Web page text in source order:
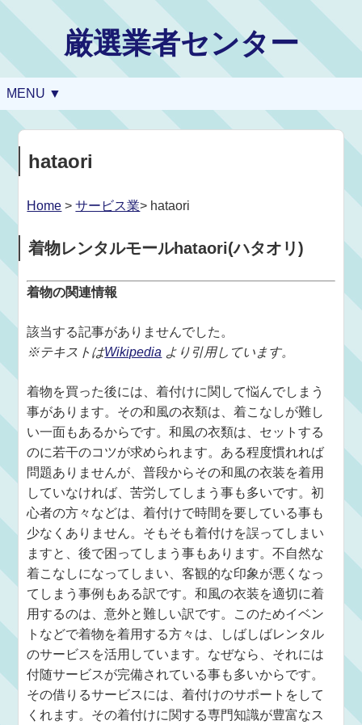
厳選業者センター
MENU ▼
hataori
Home >サービス業> hataori
着物レンタルモールhataori(ハタオリ)
着物の関連情報
該当する記事がありませんでした。
※テキストはWikipedia より引用しています。
着物を買った後には、着付けに関して悩んでしまう
事があります。その和風の衣類は、着こなしが難し
い一面もあるからです。和風の衣類は、セットする
のに若干のコツが求められます。ある程度慣れれば
問題ありませんが、普段からその和風の衣装を着用
していなければ、苦労してしまう事も多いです。初
心者の方々などは、着付けで時間を要している事も
少なくありません。そもそも着付けを誤ってしまい
ますと、後で困ってしまう事もあります。不自然な
着こなしになってしまい、客観的な印象が悪くなっ
てしまう事例もある訳です。和風の衣装を適切に着
用するのは、意外と難しい訳です。このためイベン
トなどで着物を着用する方々は、しばしばレンタル
のサービスを活用しています。なぜなら、それには
付随サービスが完備されている事も多いからです。
その借りるサービスには、着付けのサポートをして
くれます。その着付けに関する専門知識が豊富なス